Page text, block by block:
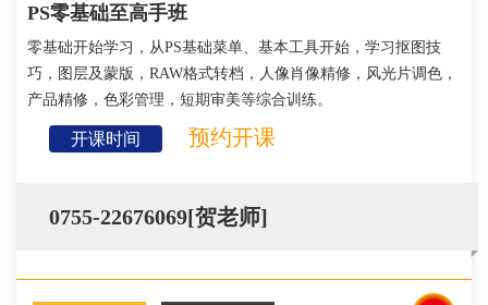
PS零基础至高手班
零基础开始学习，从PS基础菜单、基本工具开始，学习抠图技
巧，图层及蒙版，RAW格式转档，人像肖像精修，风光片调色，
产品精修，色彩管理，短期审美等综合训练。
开课时间 预约开课
0755-22676069[贺老师]